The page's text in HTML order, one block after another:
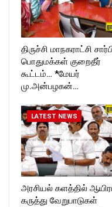
திருச்சி மாநகராட்சி
பொதுமக்கள் குறைதீர்
கூட்டம்… *மேயர்
மு.அன்பழகன்…
LATEST NEWS
அரசியல் களத்தில்
கருத்து வேறுபாடுகள்